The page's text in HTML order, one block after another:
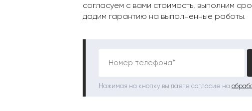
согласуем с вами стоимость, выполним
дадим гарантию на выполненные работы.
Номер телефона*
Нажимая на кнопку вы даете согласие на